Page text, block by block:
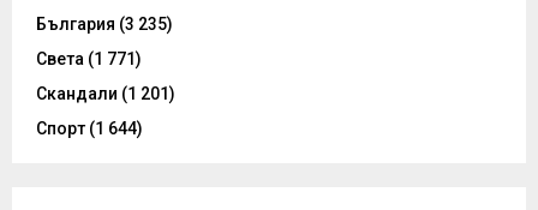
България (3 235)
Света (1 771)
Скандали (1 201)
Спорт (1 644)